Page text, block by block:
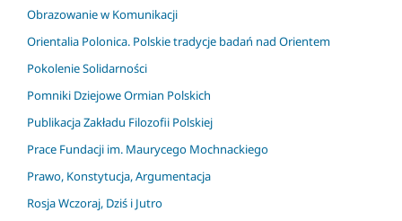
Obrazowanie w Komunikacji
Orientalia Polonica. Polskie tradycje badań nad Orientem
Pokolenie Solidarności
Pomniki Dziejowe Ormian Polskich
Publikacja Zakładu Filozofii Polskiej
Prace Fundacji im. Maurycego Mochnackiego
Prawo, Konstytucja, Argumentacja
Rosja Wczoraj, Dziś i Jutro